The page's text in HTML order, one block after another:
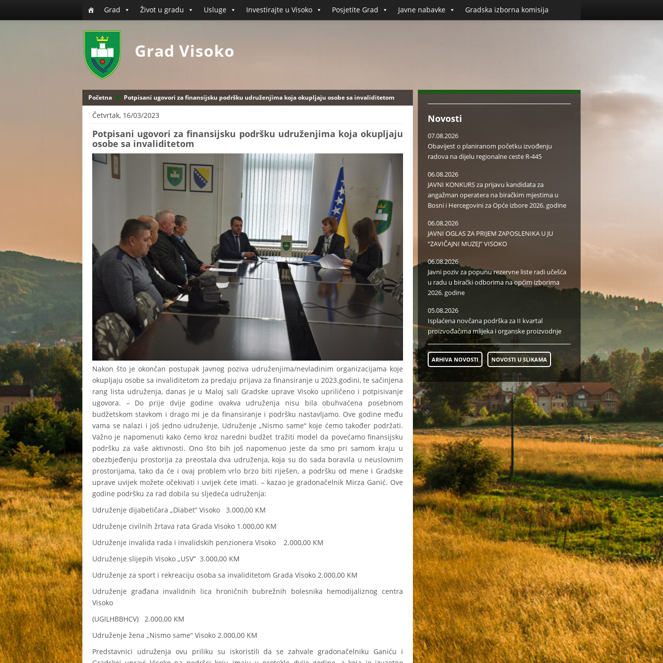
Grad Život u gradu Usluge Investirajte u Visoko Posjetite Grad Javne nabavke Gradska izborna komisija
Grad Visoko
Početna Potpisani ugovori za finansijsku podršku udruženjima koja okupljaju osobe sa invaliditetom
Četvrtak, 16/03/2023
Potpisani ugovori za finansijsku podršku udruženjima koja okupljaju
osobe sa invaliditetom
Nakon što je okončan postupak Javnog poziva udruženjima/nevladinim organizacijama koje
okupljaju osobe sa invaliditetom za predaju prijava za finansiranje u 2023.godini, te sačinjena
rang lista udruženja, danas je u Maloj sali Gradske uprave Visoko upriličeno i potpisivanje
ugovora. – Do prije dvije godine ovakva udruženja nisu bila obuhvaćena posebnom
budžetskom stavkom i drago mi je da finansiranje i podršku nastavljamo. Ove godine među
vama se nalazi i još jedno udruženje, Udruženje „Nismo same“ koje ćemo također podržati.
Važno je napomenuti kako ćemo kroz naredni budžet tražiti model da povećamo finansijsku
podršku za vaše aktivnosti. Ono što bih još napomenuo jeste da smo pri samom kraju u
obezbjeđenju prostorija za preostala dva udruženja, koja su do sada boravila u neuslovnim
prostorijama, tako da će i ovaj problem vrlo brzo biti riješen, a podršku od mene i Gradske
uprave uvijek možete očekivati i uvijek ćete imati. – kazao je gradonačelnik Mirza Ganić. Ove
godine podršku za rad dobila su sljedeća udruženja:
Udruženje dijabetičara „Diabet“ Visoko 3.000,00 KM
Udruženje civilnih žrtava rata Grada Visoko 1.000,00 KM
Udruženje invalida rada i invalidskih penzionera Visoko 2.000,00 KM
Udruženje slijepih Visoko „USV“ 3.000,00 KM
Udruženje za sport i rekreaciju osoba sa invaliditetom Grada Visoko 2.000,00 KM
Udruženje građana invalidnih lica hroničnih bubrežnih bolesnika hemodijaliznog centra
Visoko
(UGILHBBHCV) 2.000,00 KM
Udruženje žena „Nismo same“ Visoko 2.000,00 KM
Predstavnici udruženja ovu priliku su iskoristili da se zahvale gradonačelniku Ganiću i
Novosti
07.08.2026
Obavijest o planiranom početku izvođenju
radova na dijelu regionalne ceste R-445
06.08.2026
JAVNI KONKURS za prijavu kandidata za
angažman operatera na biračkim mjestima u
Bosni i Hercegovini za Opće izbore 2026. godine
06.08.2026
JAVNI OGLAS ZA PRIJEM ZAPOSLENIKA U JU
“ZAVIČAJNI MUZEJ” VISOKO
06.08.2026
Javni poziv za popunu rezervne liste radi učešća
u radu u birački odborima na općim izborima
2026. godine
05.08.2026
Isplaćena novčana podrška za II kvartal
proizvođačima mlijeka i organske proizvodnje
ARHIVA NOVOSTI NOVOSTI U SLIKAMA